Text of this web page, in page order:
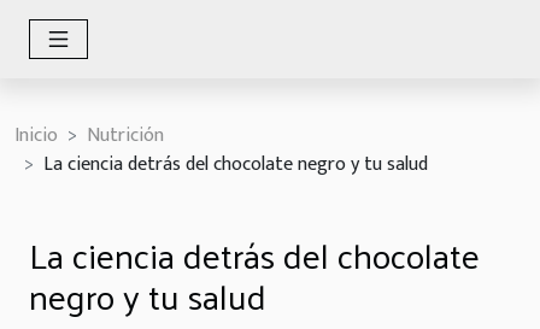
Inicio
Nutrición
La ciencia detrás del chocolate negro y tu salud
La ciencia detrás del chocolate
negro y tu salud